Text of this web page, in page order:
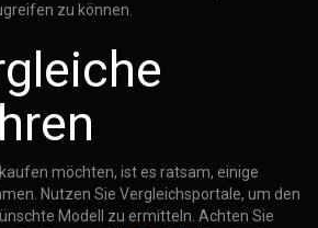
zu können.
möchten, ist es ratsam, einige
Nutzen Sie Vergleichsportale, um den
Modell zu ermitteln. Achten Sie